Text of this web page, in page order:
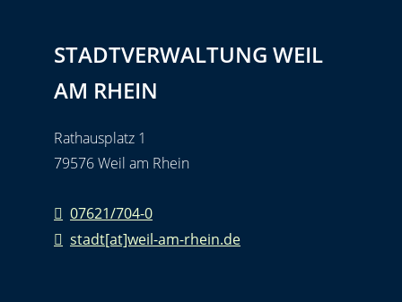
STADTVERWALTUNG WEIL
AM RHEIN
Rathausplatz 1
79576 Weil am Rhein
07621/704-0
stadt[at]weil-am-rhein.de